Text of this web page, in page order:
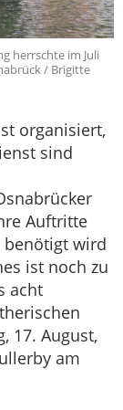
herrschte im Juli
/ Brigitte
organisiert,
sind
Auftritte
benötigt wird
ist noch zu
acht
17. August,
am